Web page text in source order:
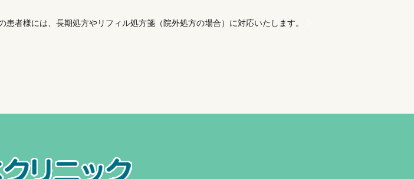
患者様には、長期処方やリフィル処方箋（院外処方の場合）に対応いたします。